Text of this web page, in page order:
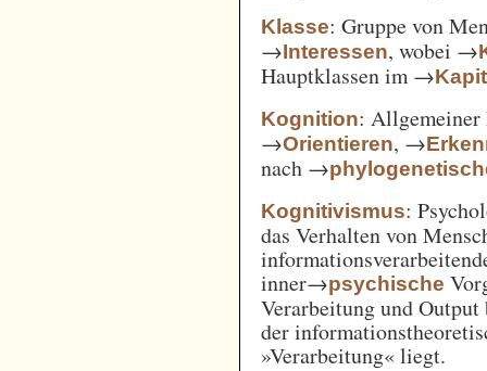
Klasse: Gruppe von
→Interessen, wobei →
Hauptklassen im →
Kognition: Allgemeiner
→Orientieren, →
nach →
Kognitivismus:
das Verhalten von
inner→psychische
Verarbeitung und
der
»Verarbeitung« liegt.